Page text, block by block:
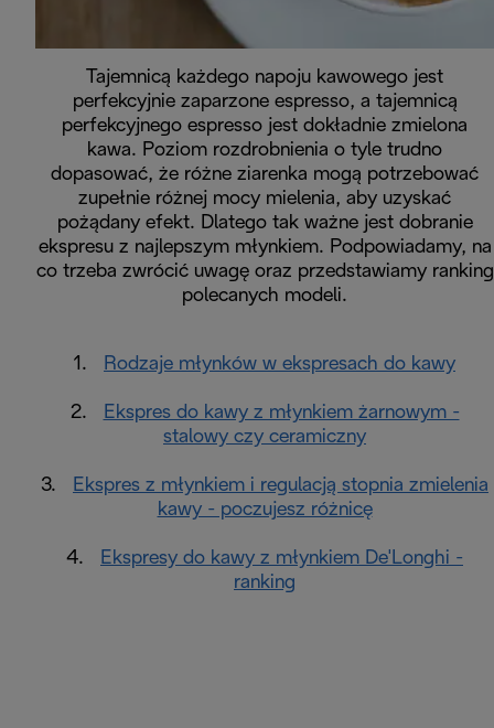
Tajemnicą każdego napoju kawowego jest
perfekcyjnie zaparzone espresso, a tajemnicą
perfekcyjnego espresso jest dokładnie zmielona
kawa. Poziom rozdrobnienia o tyle trudno
dopasować, że różne ziarenka mogą potrzebować
zupełnie różnej mocy mielenia, aby uzyskać
pożądany efekt. Dlatego tak ważne jest dobranie
ekspresu z najlepszym młynkiem. Podpowiadamy, na
co trzeba zwrócić uwagę oraz przedstawiamy ranking
polecanych modeli.
1. Rodzaje młynków w ekspresach do kawy
2.
Ekspres do kawy z młynkiem żarnowym -
stalowy czy ceramiczny
3.
Ekspres z młynkiem i regulacją stopnia zmielenia
kawy - poczujesz różnicę
4.
Ekspresy do kawy z młynkiem De'Longhi -
ranking